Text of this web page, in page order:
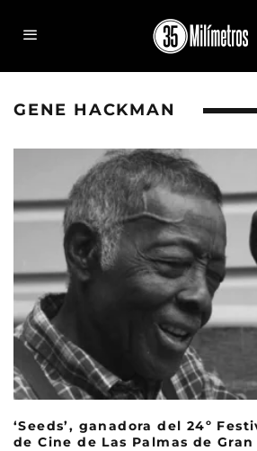
GENE HACKMAN
‘Seeds’, ganadora del 24º
de Cine de Las Palmas de Gran